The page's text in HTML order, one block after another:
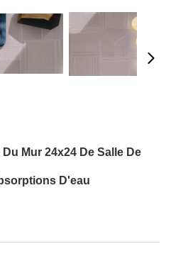
Mur 24x24 De Salle De
D'eau